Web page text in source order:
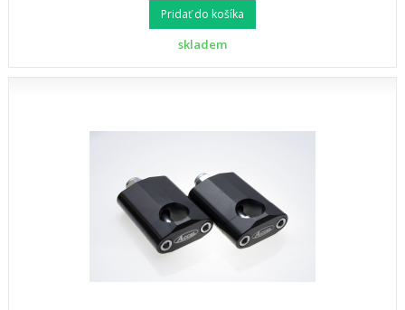
Pridať do košíka
skladem